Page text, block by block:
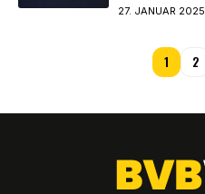
27. JANUAR 2025
1 2